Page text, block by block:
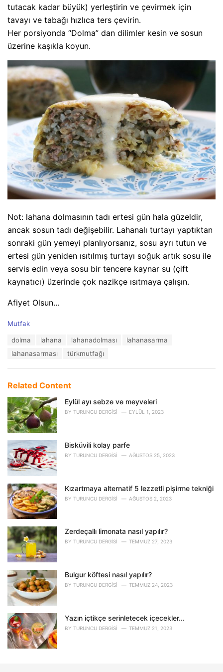
tutacak kadar büyük) yerleştirin ve çevirmek için
tavayı ve tabağı hızlıca ters çevirin.
Her porsiyonda “Dolma” dan dilimler kesin ve sosun
üzerine kaşıkla koyun.
Not: lahana dolmasının tadı ertesi gün hala güzeldir,
ancak sosun tadı değişebilir. Lahanalı turtayı yaptıktan
sonraki gün yemeyi planlıyorsanız, sosu ayrı tutun ve
ertesi gün yeniden ısıtılmış turtayı soğuk artık sosu ile
servis edin veya sosu bir tencere kaynar su (çift
kaynatıcı) üzerinde çok nazikçe ısıtmaya çalışın.
Afiyet Olsun…
C
s
:
Mutfak
dolma lahana lahanadolması
lahanasarma
lahanasarması
türkmutfağı
Related Content
Eylül ayı sebze ve meyveleri
BY TURUNCU DERGISI EYLÜL 1, 2023
Bisküvili kolay parfe
BY TURUNCU DERGISI AĞUSTOS 25, 2023
Kızartmaya alternatif 5 lezzetli pişirme tekniği
BY TURUNCU DERGISI AĞUSTOS 2, 2023
Zerdeçallı limonata nasıl yapılır?
BY TURUNCU DERGISI TEMMUZ 27, 2023
Bulgur köftesi nasıl yapılır?
BY TURUNCU DERGISI TEMMUZ 24, 2023
Yazın içtikçe serinletecek içecekler...
BY TURUNCU DERGISI TEMMUZ 21, 2023